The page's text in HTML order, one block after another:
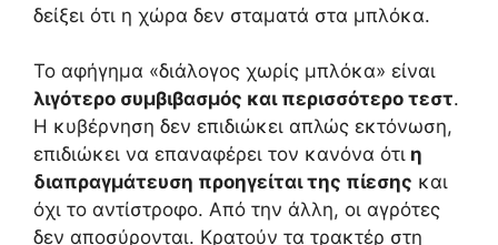
δείξει ότι η χώρα δεν σταματά στα μπλόκα.
Το αφήγημα «διάλογος χωρίς μπλόκα» είναι
λιγότερο συμβιβασμός και περισσότερο τεστ.
Η κυβέρνηση δεν επιδιώκει απλώς εκτόνωση,
επιδιώκει να επαναφέρει τον κανόνα ότι η
διαπραγμάτευση προηγείται της πίεσης και
όχι το αντίστροφο. Από την άλλη, οι αγρότες
δεν αποσύρονται. Κρατούν τα τρακτέρ στη